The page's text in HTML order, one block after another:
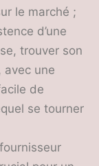
le marché ;
d’une
trouver son
avec une
de
se tourner